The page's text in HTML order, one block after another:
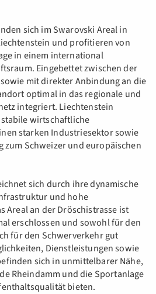
sich im Swarovski Areal in
und profitieren von
in einem international
Eingebettet zwischen der
mit direkter Anbindung an die
optimal in das regionale und
integriert. Liechtenstein
wirtschaftliche
starken Industriesektor sowie
zum Schweizer und europäischen
sich durch ihre dynamische
und hohe
Areal an der Dröschistrasse ist
erschlossen und sowohl für den
für den Schwerverkehr gut
Dienstleistungen sowie
sich in unmittelbarer Nähe,
Rheindamm und die Sportanlage
bieten.